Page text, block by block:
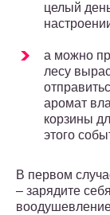
целый
а можно
лесу
аромат
корзины
этого
В первом
– зарядите